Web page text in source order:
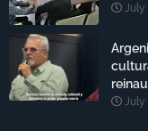
July
July